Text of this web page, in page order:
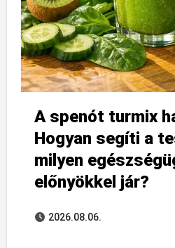
A spenót turmix
Hogyan segíti a
milyen
előnyökkel jár?
2026.08.06.